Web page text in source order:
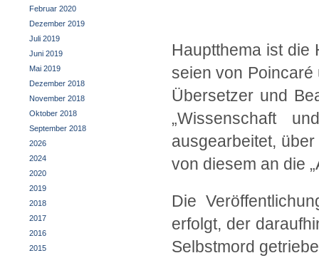
Februar 2020
Dezember 2019
Juli 2019
Juni 2019
Mai 2019
Dezember 2018
November 2018
Oktober 2018
September 2018
2026
2024
2020
2019
2018
2017
2016
2015
Hauptthema ist die
seien von
Übersetzer und
„Wissenschaft
ausgearbeitet,
von diesem an die
Die
erfolgt, der
Selbstmord